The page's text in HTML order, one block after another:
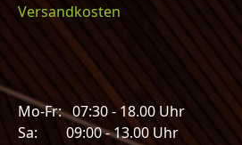
Versandkosten
Mo-Fr: 07:30 - 18.00 Uhr
Sa: 09:00 - 13.00 Uhr